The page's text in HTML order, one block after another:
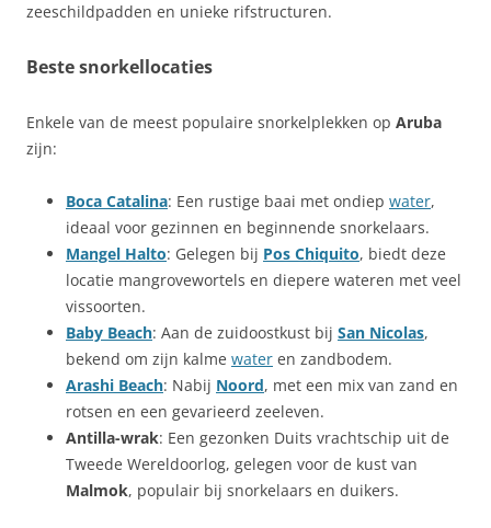
zeeschildpadden en unieke rifstructuren.
Beste snorkellocaties
Enkele van de meest populaire snorkelplekken op Aruba
zijn:
Boca Catalina: Een rustige baai met ondiep water,
ideaal voor gezinnen en beginnende snorkelaars.
Mangel Halto: Gelegen bij Pos Chiquito, biedt deze
locatie mangrovewortels en diepere wateren met veel
vissoorten.
Baby Beach: Aan de zuidoostkust bij San Nicolas,
bekend om zijn kalme water en zandbodem.
Arashi Beach: Nabij Noord, met een mix van zand en
rotsen en een gevarieerd zeeleven.
Antilla-wrak: Een gezonken Duits vrachtschip uit de
Tweede Wereldoorlog, gelegen voor de kust van
Malmok, populair bij snorkelaars en duikers.